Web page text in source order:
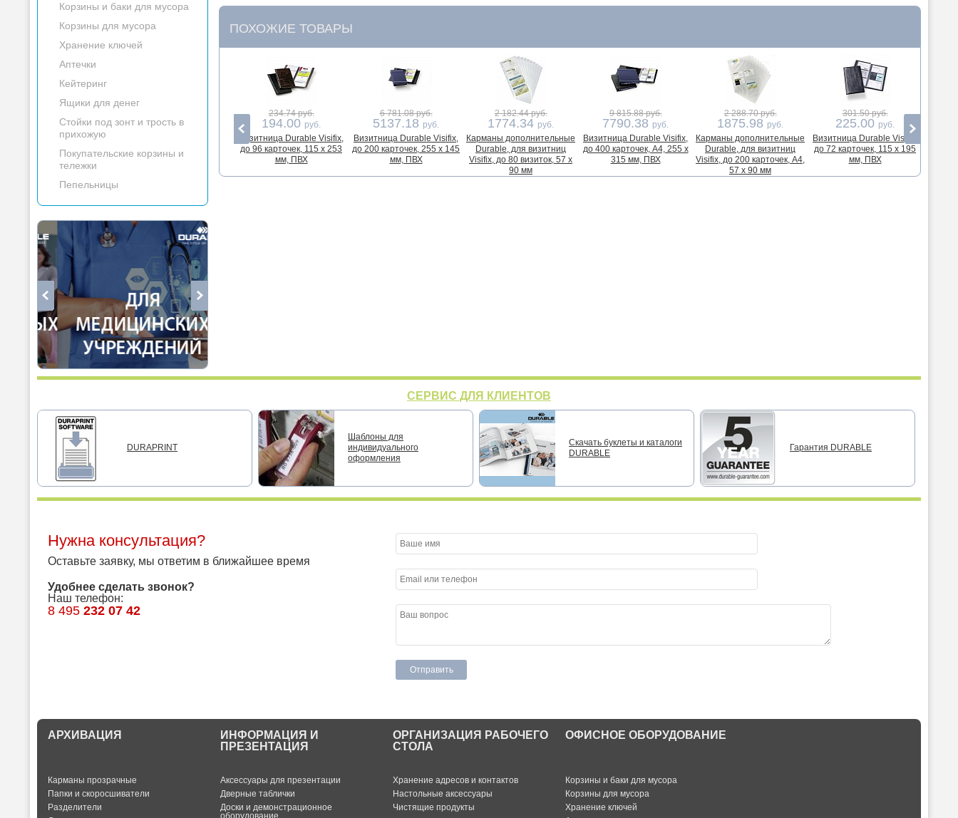
Корзины и баки для мусора
Корзины для мусора
Хранение ключей
Аптечки
Кейтеринг
Ящики для денег
Стойки под зонт и трость в
прихожую
Покупательские корзины и
тележки
Пепельницы
ПОХОЖИЕ ТОВАРЫ
234.74 руб.
194.00 руб.
Визитница Durable Visifix,
до 96 карточек, 115 х 253
мм, ПВХ
6 781.08 руб.
5137.18 руб.
Визитница Durable Visifix,
до 200 карточек, 255 x 145
мм, ПВХ
2 182.44 руб.
1774.34 руб.
Карманы дополнительные
Durable, для визитниц
Visifix, до 80 визиток, 57 x
90 мм
9 815.88 руб.
7790.38 руб.
Визитница Durable Visifix,
до 400 карточек, А4, 255 x
315 мм, ПВХ
2 288.70 руб.
1875.98 руб.
Карманы дополнительные
Durable, для визитниц
Visifix, до 200 карточек, А4,
57 x 90 мм
301.50 руб.
225.00 руб.
Визитница Durable Visifix,
до 72 карточек, 115 x 195
мм, ПВХ
СЕРВИС ДЛЯ КЛИЕНТОВ
DURAPRINT
Шаблоны для
индивидуального
оформления
Скачать буклеты и каталоги
DURABLE
Гарантия DURABLE
Нужна консультация?
Оставьте заявку, мы ответим в ближайшее время
Удобнее сделать звонок?
Наш телефон:
8 495 232 07 42
АРХИВАЦИЯ
Карманы прозрачные
Папки и скоросшиватели
Разделители
ИНФОРМАЦИЯ И
ПРЕЗЕНТАЦИЯ
Аксессуары для презентации
Дверные таблички
Доски и демонстрационное
оборудование
ОРГАНИЗАЦИЯ РАБОЧЕГО
СТОЛА
Хранение адресов и контактов
Настольные аксессуары
Чистящие продукты
ОФИСНОЕ ОБОРУДОВАНИЕ
Корзины и баки для мусора
Корзины для мусора
Хранение ключей